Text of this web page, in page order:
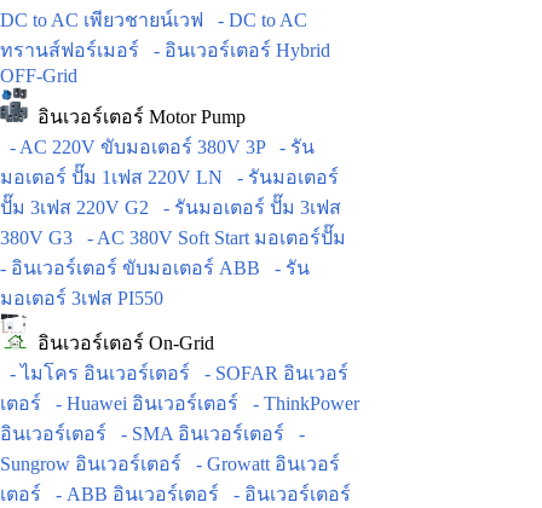
DC to AC เพียวชายน์เวฟ
- DC to AC
ทรานส์ฟอร์เมอร์
- อินเวอร์เตอร์ Hybrid
OFF-Grid
อินเวอร์เตอร์ Motor Pump
- AC 220V ขับมอเตอร์ 380V 3P
- รัน
มอเตอร์ ปั๊ม 1เฟส 220V LN
- รันมอเตอร์
ปั๊ม 3เฟส 220V G2
- รันมอเตอร์ ปั๊ม 3เฟส
380V G3
- AC 380V Soft Start มอเตอร์ปั๊ม
- อินเวอร์เตอร์ ขับมอเตอร์ ABB
- รัน
มอเตอร์ 3เฟส PI550
อินเวอร์เตอร์ On-Grid
- ไมโคร อินเวอร์เตอร์
- SOFAR อินเวอร์
เตอร์
- Huawei อินเวอร์เตอร์
- ThinkPower
อินเวอร์เตอร์
- SMA อินเวอร์เตอร์
-
Sungrow อินเวอร์เตอร์
- Growatt อินเวอร์
เตอร์
- ABB อินเวอร์เตอร์
- อินเวอร์เตอร์